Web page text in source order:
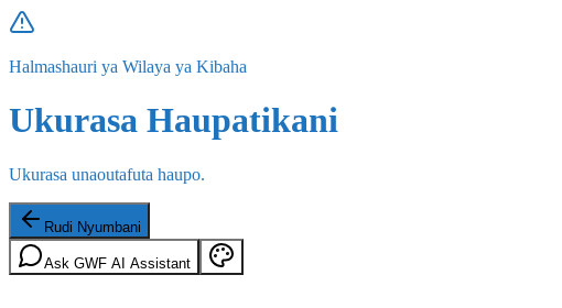
Halmashauri ya Wilaya ya Kibaha
Ukurasa Haupatikani
Ukurasa unaoutafuta haupo.
Rudi Nyumbani
Ask GWF AI Assistant